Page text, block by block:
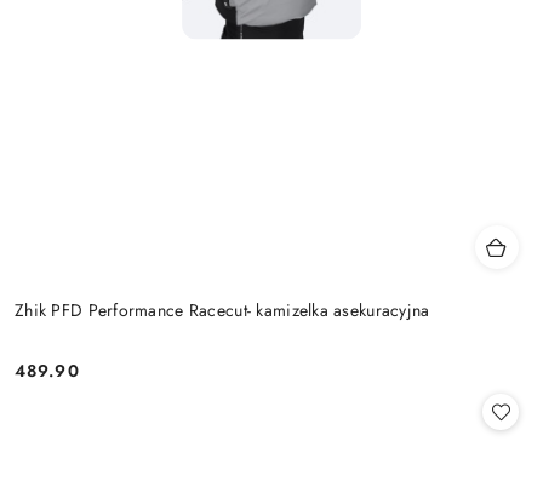
Zhik PFD Performance Racecut- kamizelka asekuracyjna
Cena:
489.90